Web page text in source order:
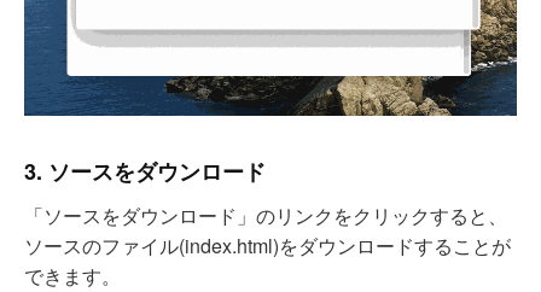
3. ソースをダウンロード
「ソースをダウンロード」のリンクをクリックすると、
ソースのファイル(index.html)をダウンロードすることが
できます。